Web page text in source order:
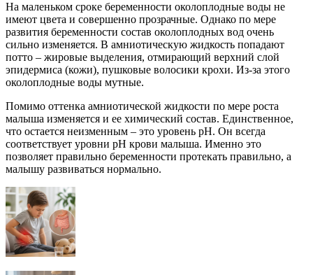
На маленьком сроке беременности околоплодные воды не
имеют цвета и совершенно прозрачные. Однако по мере
развития беременности состав околоплодных вод очень
сильно изменяется. В амниотическую жидкость попадают
потто – жировые выделения, отмирающий верхний слой
эпидермиса (кожи), пушковые волосики крохи. Из-за этого
околоплодные воды мутные.
Помимо оттенка амниотической жидкости по мере роста
малыша изменяется и ее химический состав. Единственное,
что остается неизменным – это уровень рН. Он всегда
соответствует уровни рН крови малыша. Именно это
позволяет правильно беременности протекать правильно, а
малышу развиваться нормально.